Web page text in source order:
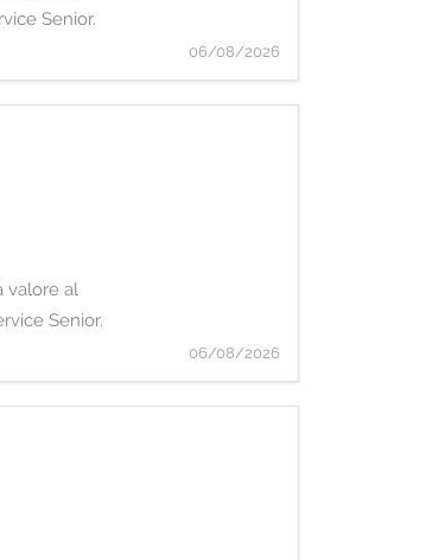
Senior.
06/08/2026
valore al
Senior.
06/08/2026